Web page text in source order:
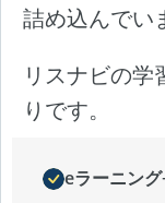
詰め込んでい
リスナビの
りです。
eラーニン